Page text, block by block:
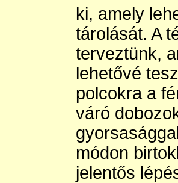
ki, amely
tárolását. A
terveztünk,
lehetővé
polcokra a
váró
módon
jelentős